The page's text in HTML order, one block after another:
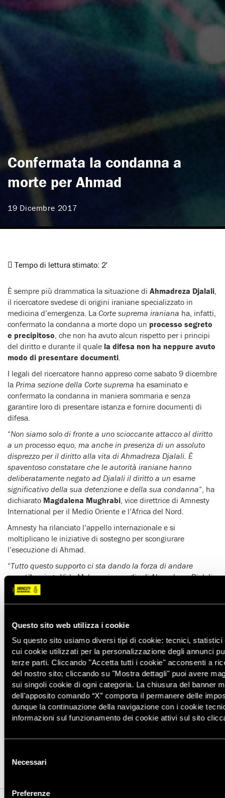
Questo sito web utilizza i cookie
Su questo sito usiamo diversi tipi di cookie: tecnici, statistici
cui cookie utilizzati per la personalizzazione degli annunci
terze parti. Cliccando "Accetta tutti i cookie" acconsenti a
del nostro sito; cliccando su "Mostra dettagli" puoi avere
sui singoli cookie di ogni categoria. La chiusura del banner
dell'apposito comando “X” comporta il permanere delle
dunque la continuazione della navigazione con i cookie
informazioni sul funzionamento dei cookie attivi sul sito
delNecessari
Preferenze
Confermata la condanna a
morte per Ahmad
19 Dicembre 2017
Tempo di lettura stimato: 2'
È sempre più drammatica la situazione di Ahmadreza Djalali
il ricercatore svedese di origini iraniane specializzato in
medicina d’emergenza. La Corte suprema iraniana ha, infatti,
confermato la condanna a morte dopo un processo segreto
e precipitoso , che non ha avuto alcun rispetto per i principi
del diritto e durante il quale la difesa non ha neppure avuto
modo di presentare documenti
I legali del ricercatore hanno appreso come sabato 9 dicembre
la Prima sezione della Corte suprema ha esaminato e
confermato la condanna in maniera sommaria e senza
garantire loro di presentare istanza e fornire documenti di
difesa.
“Non siamo solo di fronte a uno scioccante attacco al diritto
a un processo equo, ma anche in presenza di un assoluto
disprezzo per il diritto alla vita di Ahmadreza Djalali. È
spaventoso constatare che le autorità iraniane hanno
deliberatamente negato ad Djalali il diritto a un esame
significativo della sua detenzione e della sua condanna“, ha
dichiarato Magdalena Mughrabi , vice direttrice di Amnesty
International per il Medio Oriente e l’Africa del Nord.
Amnesty ha rilanciato l’appello internazionale e si
moltiplicano le iniziative di sostegno per scongiurare
l’esecuzione di Ahmad.
“Tutto questo supporto ci sta dando la forza di andare
avanti“, spiega Vida Mehrannia, moglie di Ahmadreza Djalali,
in una intervista raccolta da Amnesty.